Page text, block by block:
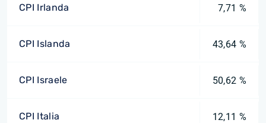
CPI Irlanda 7,71 %
CPI Islanda 43,64 %
CPI Israele 50,62 %
CPI Italia 12,11 %